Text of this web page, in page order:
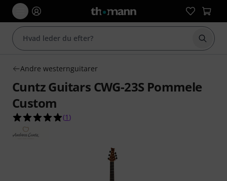
Start
Andre westernguitarer
Cuntz Guitars CWG-23S Pommele
Custom
5.0 ud af 5 stjerner fra 1 kundebedømmelser
(1 )